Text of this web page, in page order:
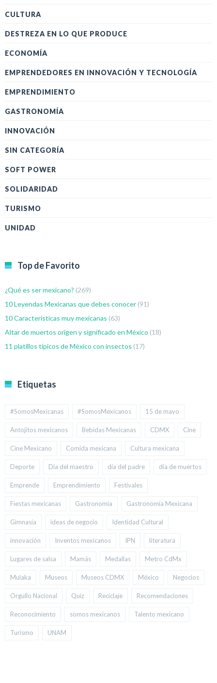
CULTURA
DESTREZA EN LO QUE PRODUCE
ECONOMÍA
EMPRENDEDORES EN INNOVACIÓN Y TECNOLOGÍA
EMPRENDIMIENTO
GASTRONOMÍA
INNOVACIÓN
SIN CATEGORÍA
SOFT POWER
SOLIDARIDAD
TURISMO
UNIDAD
Top de Favorito
¿Qué es ser mexicano? (269)
10 Leyendas Mexicanas que debes conocer (91)
10 Características muy mexicanas (63)
Altar de muertos origen y significado en México (18)
11 platillos típicos de México con insectos (17)
Etiquetas
#SomosMexicanas #SomosMexicanos 15 de mayo
Antojitos mexicanos Bebidas Mexicanas CDMX Cine
Cine Mexicano Comida mexicana Cultura mexicana
Deporte Día del maestro día del padre día de muertos
Emprende Emprendimiento Festivales
Fiestas mexicanas Gastronomía Gastronomía Mexicana
Gimnasia ideas de negocio Identidad Cultural
innovación Inventos mexicanos IPN literatura
Lugares de salsa Mamás Medallas Metro CdMx
Mulaka Museos Museos CDMX México Negocios
Orgullo Nacional Quiz Reciclaje Recomendaciones
Reconocimiento somos mexicanos Talento mexicano
Turismo UNAM